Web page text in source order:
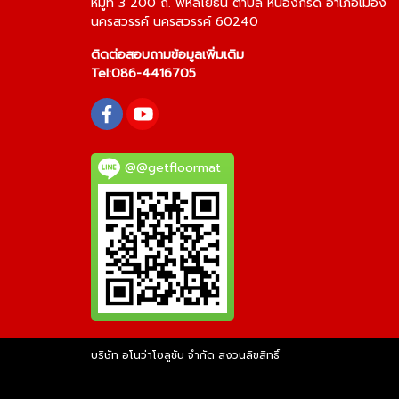
นครสวรรค์ นครสวรรค์ 60240
ติดต่อสอบถามข้อมูลเพิ่มเติม
Tel:086-4416705
@@getfloormat
บริษัท อโนว่าโซลูชัน จำกัด สงวนลิขสิทธิ์